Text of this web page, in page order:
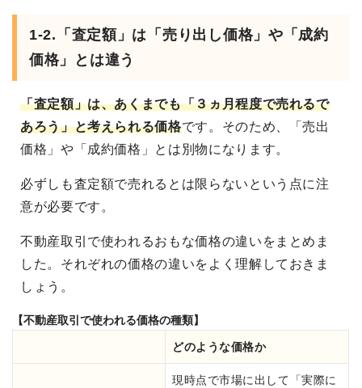
1-2.「査定額」は「売り出し価格」や「成約
価格」とは違う
「査定額」は、あくまでも「３ヵ月程度で売れるで
あろう」と考えられる価格です。そのため、「売出
価格」や「成約価格」とは別物になります。
必ずしも査定額で売れるとは限らないという点に注
意が必要です。
不動産取引で使われるおもな価格の違いをまとめま
した。それぞれの価格の違いをよく理解しておきま
しょう。
【不動産取引で使われる価格の種類】
どのような価格か
現時点で市場に出して「実際に